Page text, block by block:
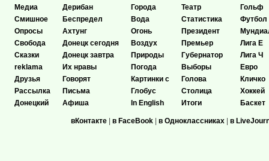
Медиа
Смишное
Опросы
Свобода
Сказки
reklama
Друзья
Рассылка
Донецкий
Дерибан
Беспредел
Ахтунг
Донецк сегодня
Донецк завтра
Их нравы
Говорят
Письма
Афиша
Города
Вода
Огонь
Воздух
Природы
Погода
Картинки с
Глобус
In English
Театр
Статистика
Президент
Премьер
Губернатор
Выборы
Голова
Столица
Итоги
Гольф
Футбол
Лига Е
Лига Ч
Евро
Кличко
Хоккей
Баскет
вКонтакте | в FaceBook | в Одноклассниках | в